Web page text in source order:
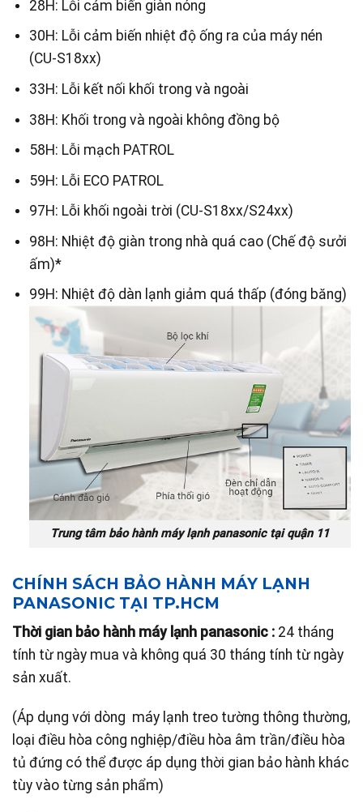
28H: Lỗi cảm biến giàn nóng
30H: Lỗi cảm biến nhiệt độ ống ra của máy nén
(CU-S18xx)
33H: Lỗi kết nối khối trong và ngoài
38H: Khối trong và ngoài không đồng bộ
58H: Lỗi mạch PATROL
59H: Lỗi ECO PATROL
97H: Lỗi khối ngoài trời (CU-S18xx/S24xx)
98H: Nhiệt độ giàn trong nhà quá cao (Chế độ sưởi
ấm)*
99H: Nhiệt độ dàn lạnh giảm quá thấp (đóng băng)
Trung tâm bảo hành máy lạnh panasonic tại quận 11
CHÍNH SÁCH BẢO HÀNH MÁY LẠNH
PANASONIC TẠI TP.HCM
Thời gian bảo hành máy lạnh panasonic : 24 tháng
tính từ ngày mua và không quá 30 tháng tính từ ngày
sản xuất.
(Áp dụng với dòng máy lạnh treo tường thông thường,
loại điều hòa công nghiệp/điều hòa âm trần/điều hòa
tủ đứng có thể được áp dụng thời gian bảo hành khác
tùy vào từng sản phẩm)